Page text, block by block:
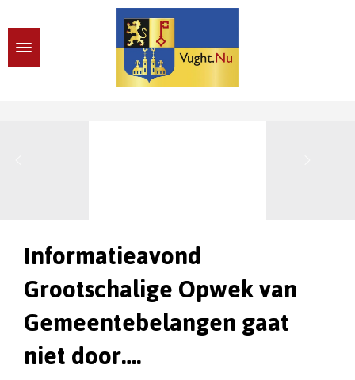
Informatieavond
Grootschalige Opwek van
Gemeentebelangen gaat
niet door….